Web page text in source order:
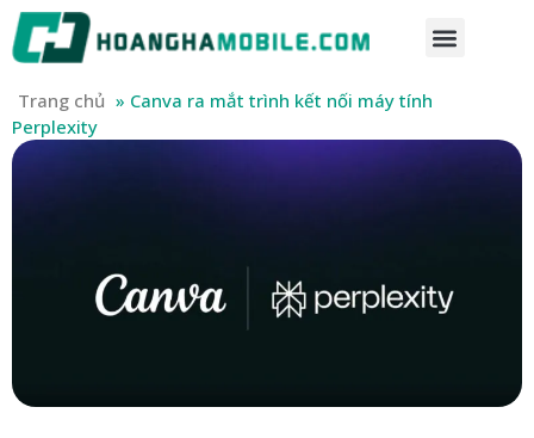
Trang chủ » Canva ra mắt trình kết nối máy tính
Perplexity